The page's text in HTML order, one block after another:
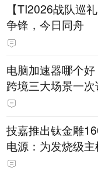
【TI2026战队巡
争锋，今日同舟
电脑加速器哪个好
跨境三大场景一
技嘉推出钛金雕
电源：为发烧级
打造旗舰供电方案